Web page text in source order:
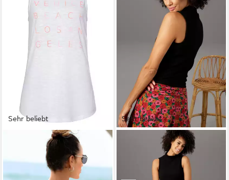
Sehr beliebt
VENICE BEACH
Tanktop mit Logoprint,
Tanktop
34,99 €
Sehr beliebt
ANISTON CASUAL
Tanktop mit Stehkragen
ab 17,99 € UVP 19,99 €